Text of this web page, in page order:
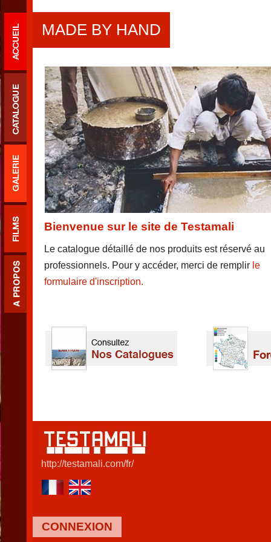
MADE BY HAND
Bienvenue sur le site de Testamali
Le catalogue détaillé de nos produits est réservé au
professionnels. Pour y accéder, merci de remplir le
formulaire d'inscription.
http://testamali.com/fr/
CONNEXION